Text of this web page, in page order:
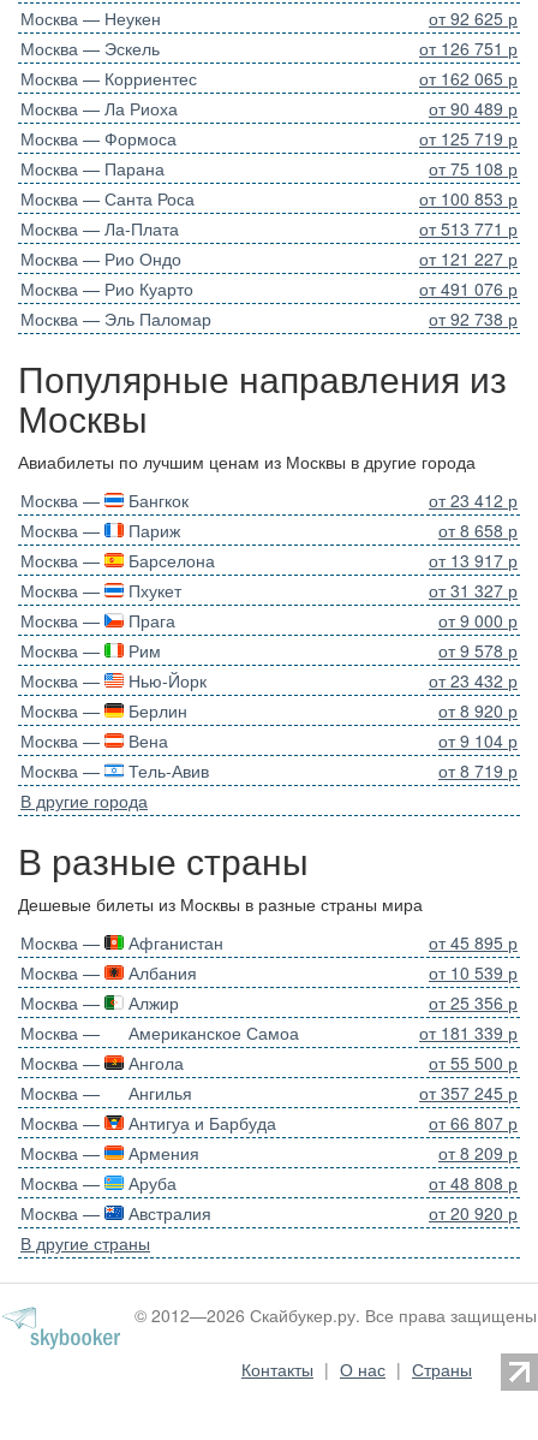
Москва — Неукен
от 92 625 р
Москва — Эскель
от 126 751 р
Москва — Корриентес
от 162 065 р
Москва — Ла Риоха
от 90 489 р
Москва — Формоса
от 125 719 р
Москва — Парана
от 75 108 р
Москва — Санта Роса
от 100 853 р
Москва — Ла-Плата
от 513 771 р
Москва — Рио Ондо
от 121 227 р
Москва — Рио Куарто
от 491 076 р
Москва — Эль Паломар
от 92 738 р
Популярные направления из
Москвы
Авиабилеты по лучшим ценам из Москвы в другие города
Москва —
Бангкок
от 23 412 р
Москва —
Париж
от 8 658 р
Москва —
Барселона
от 13 917 р
Москва —
Пхукет
от 31 327 р
Москва —
Прага
от 9 000 р
Москва —
Рим
от 9 578 р
Москва —
Нью-Йорк
от 23 432 р
Москва —
Берлин
от 8 920 р
Москва —
Вена
от 9 104 р
Москва —
Тель-Авив
от 8 719 р
В другие города
В разные страны
Дешевые билеты из Москвы в разные страны мира
Москва —
Афганистан
от 45 895 р
Москва —
Албания
от 10 539 р
Москва —
Алжир
от 25 356 р
Москва —
Американское Самоа
от 181 339 р
Москва —
Ангола
от 55 500 р
Москва —
Ангилья
от 357 245 р
Москва —
Антигуа и Барбуда
от 66 807 р
Москва —
Армения
от 8 209 р
Москва —
Аруба
от 48 808 р
Москва —
Австралия
от 20 920 р
В другие страны
© 2012—2026 Скайбукер.ру. Все права защищены
Контакты | О нас | Страны